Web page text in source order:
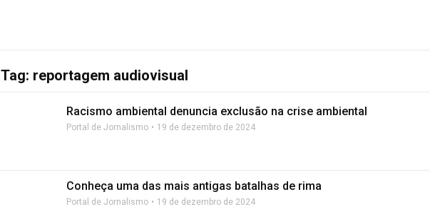
Tag: reportagem audiovisual
Racismo ambiental denuncia exclusão na crise ambiental
Portal de Jornalismo 19 de dezembro de 2024
Conheça uma das mais antigas batalhas de rima
Portal de Jornalismo 19 de dezembro de 2024